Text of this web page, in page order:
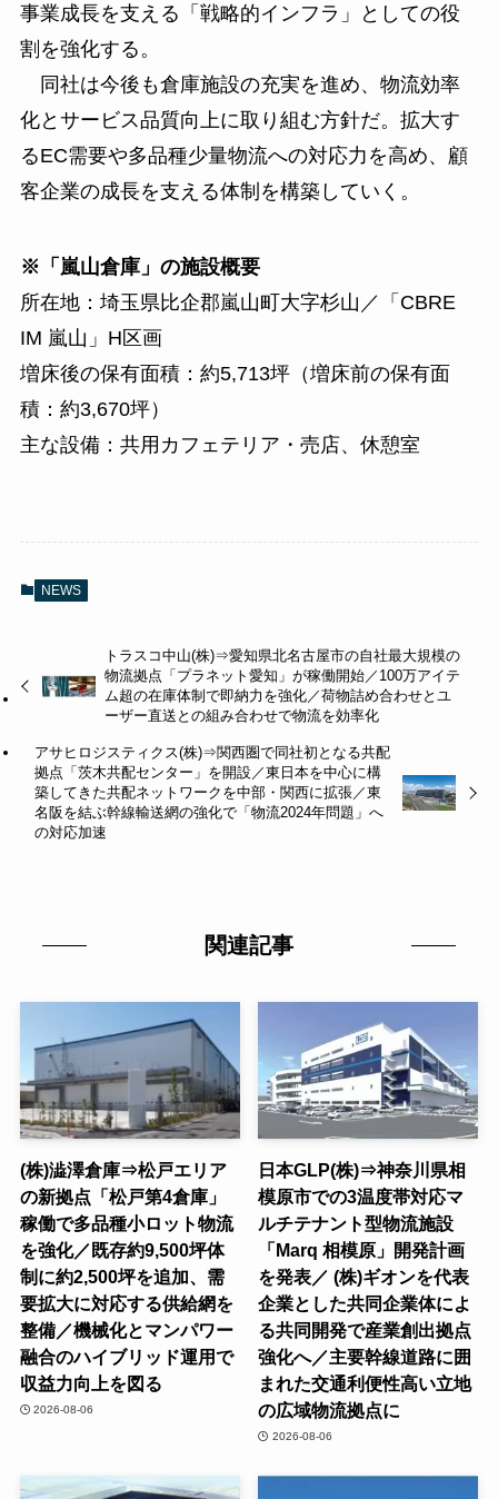
事業成長を支える「戦略的インフラ」としての役
割を強化する。
同社は今後も倉庫施設の充実を進め、物流効率
化とサービス品質向上に取り組む方針だ。拡大す
るEC需要や多品種少量物流への対応力を高め、顧
客企業の成長を支える体制を構築していく。
※「嵐山倉庫」の施設概要
所在地：埼玉県比企郡嵐山町大字杉山／「CBRE
IM 嵐山」H区画
増床後の保有面積：約5,713坪（増床前の保有面
積：約3,670坪）
主な設備：共用カフェテリア・売店、休憩室
NEWS
トラスコ中山(株)⇒愛知県北名古屋市の自社最大規模の
物流拠点「プラネット愛知」が稼働開始／100万アイテ
ム超の在庫体制で即納力を強化／荷物詰め合わせとユ
ーザー直送との組み合わせで物流を効率化
アサヒロジスティクス(株)⇒関西圏で同社初となる共配
拠点「茨木共配センター」を開設／東日本を中心に構
築してきた共配ネットワークを中部・関西に拡張／東
名阪を結ぶ幹線輸送網の強化で「物流2024年問題」へ
の対応加速
関連記事
(株)澁澤倉庫⇒松戸エリア
の新拠点「松戸第4倉庫」
稼働で多品種小ロット物流
を強化／既存約9,500坪体
制に約2,500坪を追加、需
要拡大に対応する供給網を
整備／機械化とマンパワー
融合のハイブリッド運用で
収益力向上を図る
2026-08-06
日本GLP(株)⇒神奈川県相
模原市での3温度帯対応マ
ルチテナント型物流施設
「Marq 相模原」開発計画
を発表／ (株)ギオンを代表
企業とした共同企業体によ
る共同開発で産業創出拠点
強化へ／主要幹線道路に囲
まれた交通利便性高い立地
の広域物流拠点に
2026-08-06